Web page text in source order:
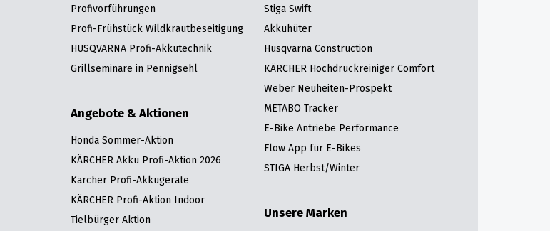
Profivorführungen
Profi-Frühstück Wildkrautbeseitigung
HUSQVARNA Profi-Akkutechnik
Grillseminare in Pennigsehl
Angebote & Aktionen
Honda Sommer-Aktion
KÄRCHER Akku Profi-Aktion 2026
Kärcher Profi-Akkugeräte
KÄRCHER Profi-Aktion Indoor
Tielbürger Aktion
Stiga Swift
Akkuhüter
Husqvarna Construction
KÄRCHER Hochdruckreiniger Comfort
Weber Neuheiten-Prospekt
METABO Tracker
E-Bike Antriebe Performance
Flow App für E-Bikes
STIGA Herbst/Winter
Unsere Marken